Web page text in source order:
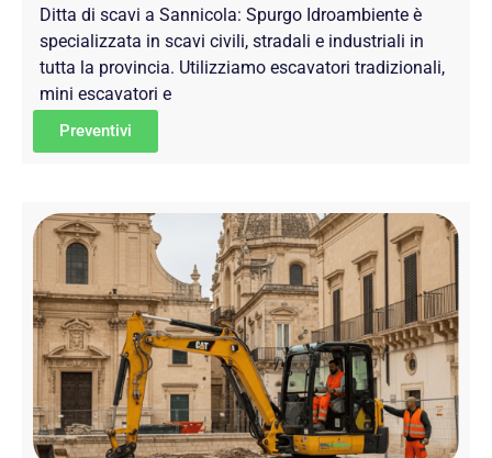
Ditta di scavi a Sannicola: Spurgo Idroambiente è
specializzata in scavi civili, stradali e industriali in
tutta la provincia. Utilizziamo escavatori tradizionali,
mini escavatori e
Preventivi